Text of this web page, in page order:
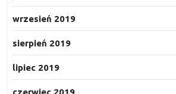
wrzesień 2019
sierpień 2019
lipiec 2019
czerwiec 2019